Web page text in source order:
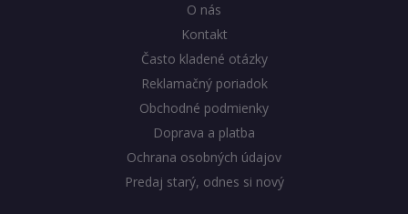
O nás
Kontakt
Často kladené otázky
Reklamačný poriadok
Obchodné podmienky
Doprava a platba
Ochrana osobných údajov
Predaj starý, odnes si nový